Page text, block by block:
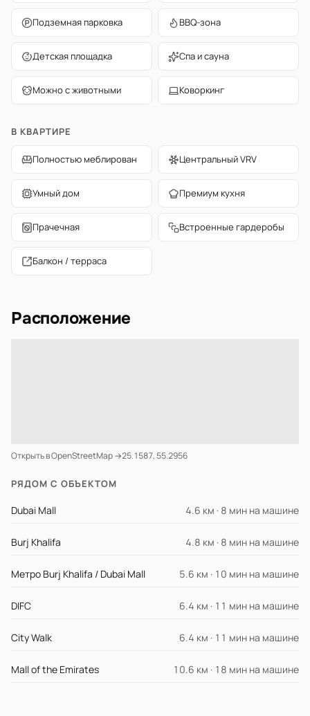
Подземная парковка BBQ-зона
Детская площадка Спа и сауна
Можно с животными Коворкинг
В КВАРТИРЕ
Полностью меблирован Центральный VRV
Умный дом Премиум кухня
Прачечная Встроенные гардеробы
Балкон / терраса
Расположение
Открыть в OpenStreetMap →25.1587, 55.2956
РЯДОМ С ОБЪЕКТОМ
Dubai Mall 4.6 км · 8 мин на машине
Burj Khalifa 4.8 км · 8 мин на машине
Метро Burj Khalifa / Dubai Mall 5.6 км · 10 мин на машине
DIFC 6.4 км · 11 мин на машине
City Walk 6.4 км · 11 мин на машине
Mall of the Emirates 10.6 км · 18 мин на машине